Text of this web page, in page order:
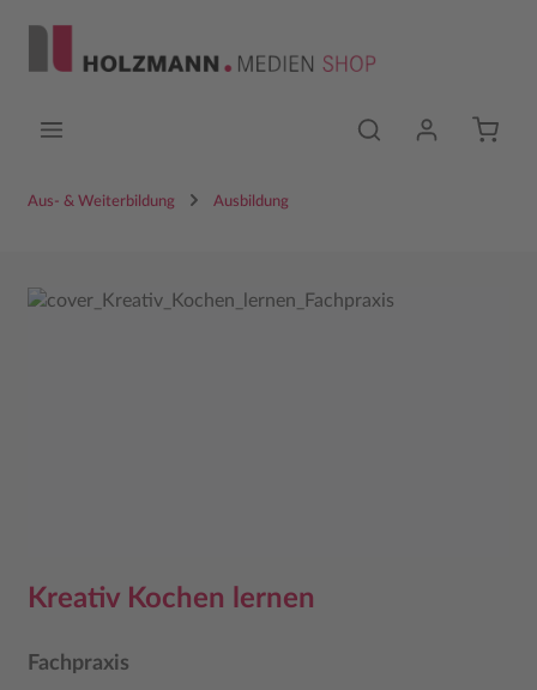
Aus- & Weiterbildung Ausbildung
Bildergalerie überspringen
Kreativ Kochen lernen
Fachpraxis